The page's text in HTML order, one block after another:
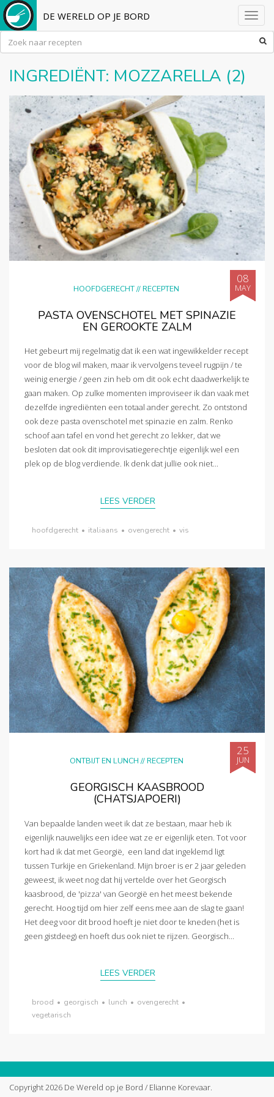
DE WERELD OP JE BORD
INGREDIËNT: MOZZARELLA (2)
HOOFDGERECHT//RECEPTEN
08
MAY
PASTA OVENSCHOTEL MET SPINAZIE
EN GEROOKTE ZALM
Het gebeurt mij regelmatig dat ik een wat ingewikkelder recept
voor de blog wil maken, maar ik vervolgens teveel rugpijn / te
weinig energie / geen zin heb om dit ook echt daadwerkelijk te
gaan maken. Op zulke momenten improviseer ik dan vaak met
dezelfde ingrediënten een totaal ander gerecht. Zo ontstond
ook deze pasta ovenschotel met spinazie en zalm. Renko
schoof aan tafel en vond het gerecht zo lekker, dat we
besloten dat ook dit improvisatiegerechtje eigenlijk wel een
plek op de blog verdiende. Ik denk dat jullie ook niet...
LEES VERDER
hoofdgerecht • italiaans • ovengerecht • vis
ONTBIJT EN LUNCH //RECEPTEN
25
JUN
GEORGISCH KAASBROOD
(CHATSJAPOERI)
Van bepaalde landen weet ik dat ze bestaan, maar heb ik
eigenlijk nauwelijks een idee wat ze er eigenlijk eten. Tot voor
kort had ik dat met Georgië, een land dat ingeklemd ligt
tussen Turkije en Griekenland. Mijn broer is er 2 jaar geleden
geweest, ik weet nog dat hij vertelde over het Georgisch
kaasbrood, de 'pizza' van Georgië en het meest bekende
gerecht. Hoog tijd om hier zelf eens mee aan de slag te gaan!
Het deeg voor dit brood hoeft je niet door te kneden (het is
geen gistdeeg) en hoeft dus ook niet te rijzen. Georgisch...
LEES VERDER
brood • georgisch • lunch • ovengerecht •
vegetarisch
Copyright 2026 De Wereld op je Bord / Elianne Korevaar.